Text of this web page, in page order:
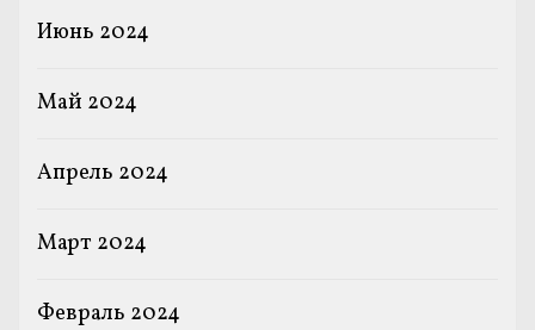
Июнь 2024
Май 2024
Апрель 2024
Март 2024
Февраль 2024